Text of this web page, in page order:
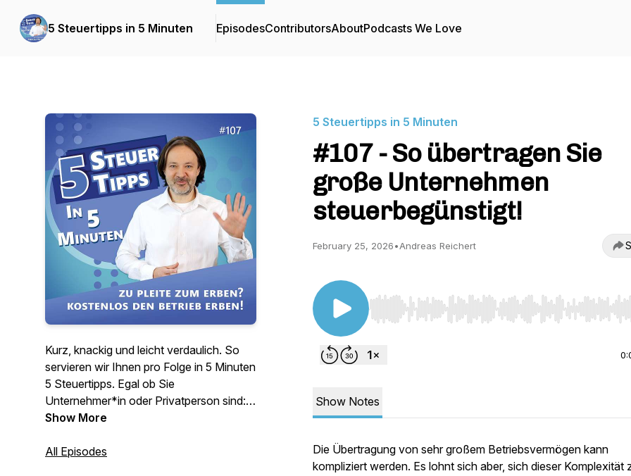
5 Steuertipps in 5 Minuten EpisodesContributorsAboutPodcasts We Love
Kurz, knackig und leicht verdaulich. So
servieren wir Ihnen pro Folge in 5 Minuten
5 Steuertipps. Egal ob Sie
Unternehmer*in oder Privatperson sind:
Für jeden ist etwas dabei.
Show More
All Episodes
5 Steuertipps in 5 Minuten
#107 - So übertragen Sie
große Unternehmen
steuerbegünstigt!
February 25, 2026•Andreas Reichert
Use Left/Right to seek, Home/End to jump to start
Show Notes
Die Übertragung von sehr großem Betriebsvermögen kann
kompliziert werden. Es lohnt sich aber, sich dieser Komplexität